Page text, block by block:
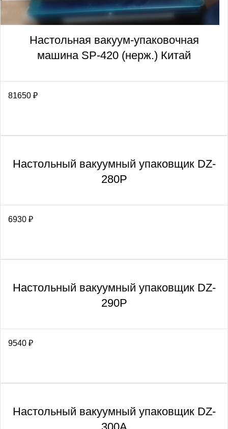
Настольная вакуум-упаковочная
машина SP-420 (нерж.) Китай
81650 ₽
Настольный вакуумный упаковщик DZ-
280P
6930 ₽
Настольный вакуумный упаковщик DZ-
290P
9540 ₽
Настольный вакуумный упаковщик DZ-